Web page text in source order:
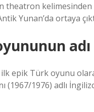
theatron
Yunan’da ortaya
ilk epik Türk oyunu
(1967/1976) adlı